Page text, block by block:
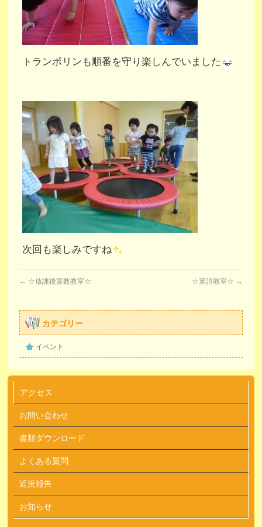
トランポリンも順番を守り楽しんでいました
次回も楽しみですね
← ☆放課後算数教室☆ ☆英語教室☆ →
カテゴリー
イベント
アクセス
お問い合わせ
書類ダウンロード
よくある質問
近況報告
お知らせ